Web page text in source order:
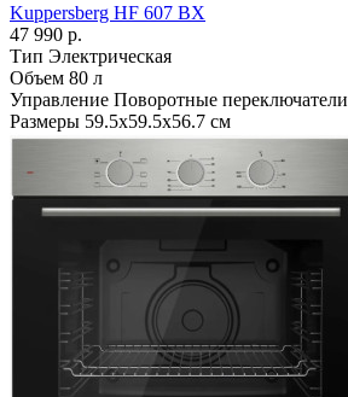
Kuppersberg HF 607 BX
47 990 р.
Тип Электрическая
Объем 80 л
Управление Поворотные переключатели
Размеры 59.5х59.5х56.7 см